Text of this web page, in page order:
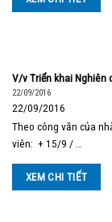
V/v Triển khai Nghiên
22/09/2016
22/09/2016
Theo công văn của
viên: + 15/9 / …
XEM CHI TIẾT